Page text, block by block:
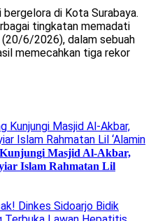
di Kota Surabaya.
tingkatan memadati
6/2026), dalam sebuah
memecahkan tiga rekor
Masjid Al-Akbar,
Islam Rahmatan Lil